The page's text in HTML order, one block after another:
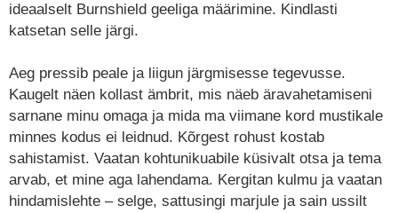
ideaalselt Burnshield geeliga määrimine. Kindlasti
katsetan selle järgi.
Aeg pressib peale ja liigun järgmisesse tegevusse.
Kaugelt näen kollast ämbrit, mis näeb äravahetamiseni
sarnane minu omaga ja mida ma viimane kord mustikale
minnes kodus ei leidnud. Kõrgest rohust kostab
sahistamist. Vaatan kohtunikuabile küsivalt otsa ja tema
arvab, et mine aga lahendama. Kergitan kulmu ja vaatan
hindamislehte – selge, sattusingi marjule ja sain ussilt